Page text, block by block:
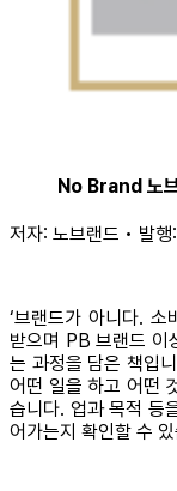
No Brand 노
저자: 노브랜드 • 발
‘브랜드가 아니다.
받으며 PB 브랜드 이
는 과정을 담은 책입
어떤 일을 하고 어떤
습니다. 업과 목적 등
어가는지 확인할 수